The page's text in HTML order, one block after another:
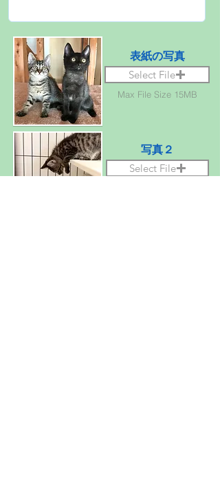
表紙の写真
Select File
Max File Size 15MB
写真２
Select File